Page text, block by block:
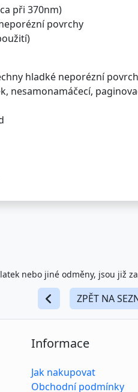
při 370nm)
povrchy
hladké neporézní
nesamonamáčecí,
nebo jiné odměny, jsou již
ZPĚT NA
Informace
Jak nakupovat
Obchodní podmínky